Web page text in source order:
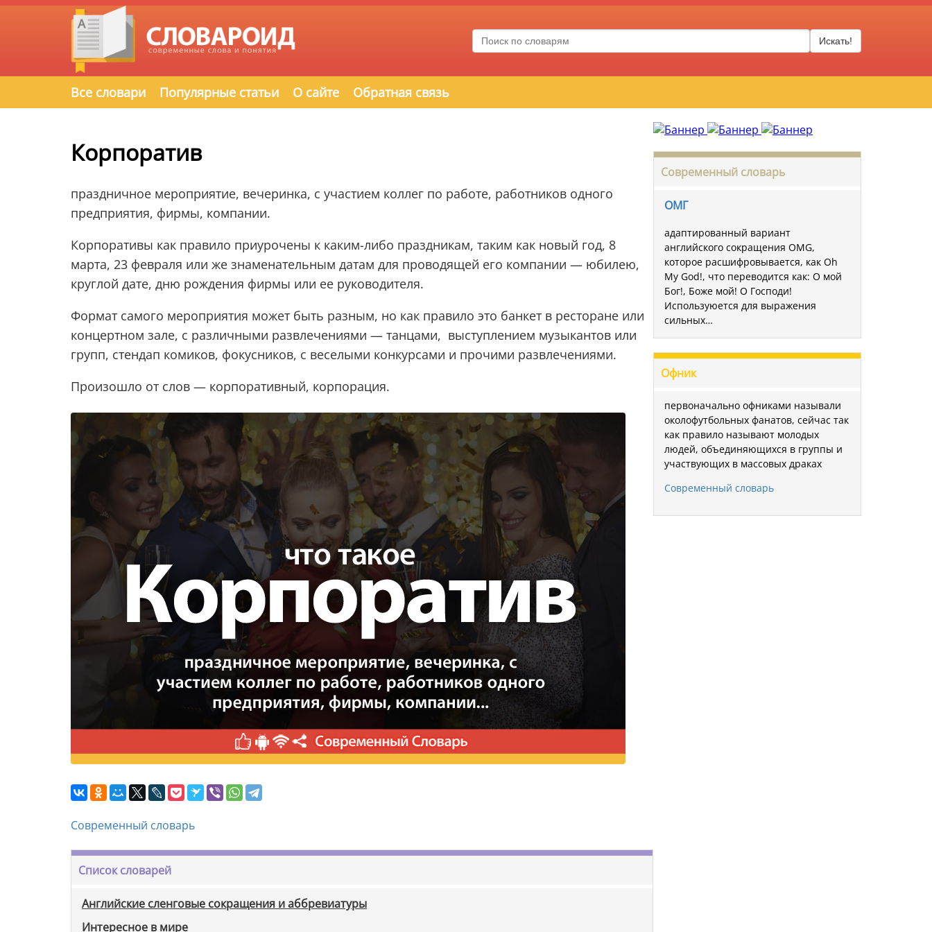
Искать!
Все словари Популярные статьи О сайте Обратная связь
Корпоратив
праздничное мероприятие, вечеринка, с участием коллег по работе, работников одного
предприятия, фирмы, компании.
Корпоративы как правило приурочены к каким-либо праздникам, таким как новый год, 8
марта, 23 февраля или же знаменательным датам для проводящей его компании — юбилею,
круглой дате, дню рождения фирмы или ее руководителя.
Формат самого мероприятия может быть разным, но как правило это банкет в ресторане или
концертном зале, с различными развлечениями — танцами, выступлением музыкантов или
групп, стендап комиков, фокусников, с веселыми конкурсами и прочими развлечениями.
Произошло от слов — корпоративный, корпорация.
Современный словарь
Список словарей
Английские сленговые сокращения и аббревиатуры
Интересное в мире
Современный словарь
ОМГ
адаптированный вариант
английского сокращения OMG,
которое расшифровывается, как Oh
My God!, что переводится как: О мой
Бог!, Боже мой! О Господи!
Используюется для выражения
сильных…
Офник
первоначально офниками называли
околофутбольных фанатов, сейчас так
как правило называют молодых
людей, объединяющихся в группы и
участвующих в массовых драках
Современный словарь